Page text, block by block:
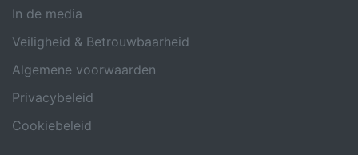
In de media
Veiligheid & Betrouwbaarheid
Algemene voorwaarden
Privacybeleid
Cookiebeleid